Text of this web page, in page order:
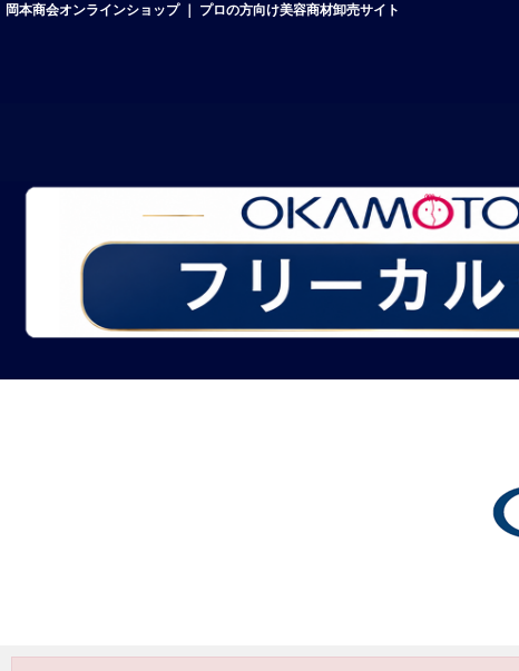
岡本商会オンラインショップ ｜ プロの方向け美容商材卸売サイト